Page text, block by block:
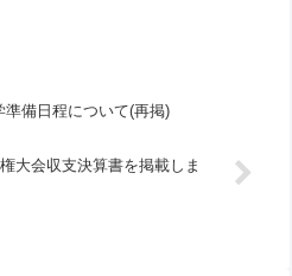
備日程について(再掲)
大会収支決算書を掲載しま